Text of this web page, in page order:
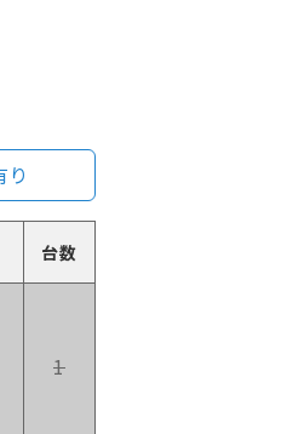
り
台数
1